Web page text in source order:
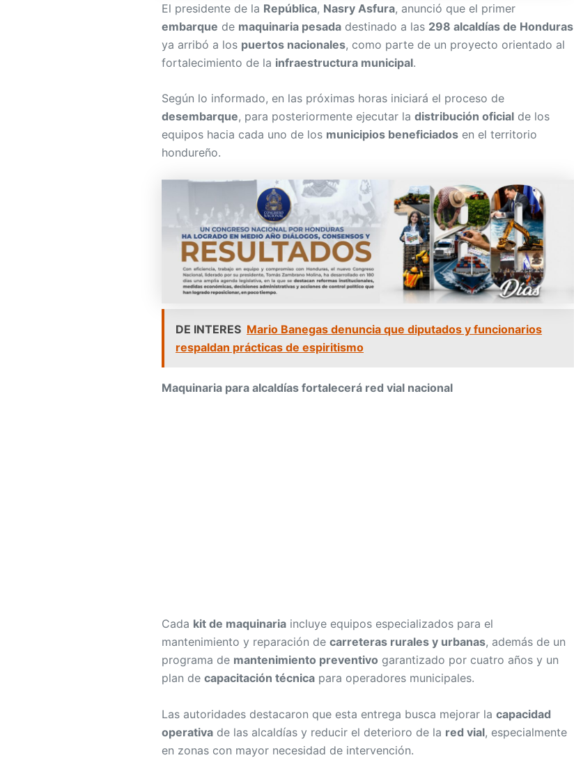
El presidente de la República, Nasry Asfura, anunció que el primer
embarque de maquinaria pesada destinado a las 298 alcaldías de Honduras
ya arribó a los puertos nacionales, como parte de un proyecto orientado al
fortalecimiento de la infraestructura municipal.
Según lo informado, en las próximas horas iniciará el proceso de
desembarque, para posteriormente ejecutar la distribución oficial de los
equipos hacia cada uno de los municipios beneficiados en el territorio
hondureño.
DE INTERES Mario Banegas denuncia que diputados y funcionarios
respaldan prácticas de espiritismo
Maquinaria para alcaldías fortalecerá red vial nacional
Cada kit de maquinaria incluye equipos especializados para el
mantenimiento y reparación de carreteras rurales y urbanas, además de un
programa de mantenimiento preventivo garantizado por cuatro años y un
plan de capacitación técnica para operadores municipales.
Las autoridades destacaron que esta entrega busca mejorar la capacidad
operativa de las alcaldías y reducir el deterioro de la red vial, especialmente
en zonas con mayor necesidad de intervención.